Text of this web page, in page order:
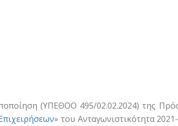
(ΥΠΕΘΟΟ 495/02.02.2024) της
» του Ανταγωνιστικότητα